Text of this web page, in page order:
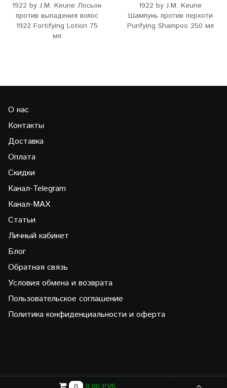
1922 by J.M. Keune Лосьон
против выпадения волос
1922 Fortifying Lotion 75
мл
1922 by J.M. Keune
Шампунь против перхоти
Purifying Shampoo 250 мл
О нас
Контакты
Доставка
Оплата
Скидки
Канал-Telegram
Канал-МAX
Статьи
Личный кабинет
Блог
Обратная связь
Условия обмена и возврата
Пользовательское соглашение
Политика конфиденциальности и оферта